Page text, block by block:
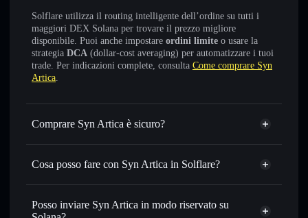
Solflare utilizza il routing intelligente dell’ordine su tutti i
maggiori DEX Solana per trovare il prezzo migliore
disponibile. Puoi anche impostare ordini limite o usare la
strategia DCA (dollar-cost averaging) per automatizzare i tuoi
trade. Per indicazioni complete, consulta Come comprare Syn
Artica.
Comprare Syn Artica è sicuro?
Syn Artica non è verificato
Cosa posso fare con Syn Artica in Solflare?
Syn Artica
wallet Solflare
Scambiare istantaneamente— scambia SYNART in
SOL, USDC o in migliaia di altri token Solana al prezzo
Posso inviare Syn Artica in modo riservato su